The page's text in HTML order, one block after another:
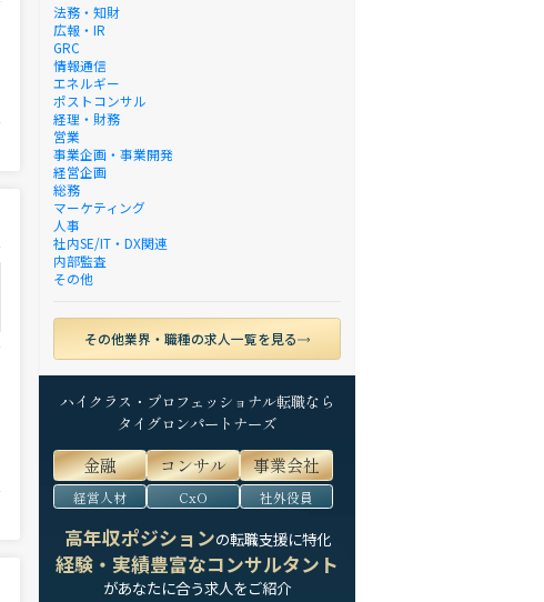
法務・知財
広報・IR
GRC
情報通信
エネルギー
ポストコンサル
経理・財務
営業
事業企画・事業開発
経営企画
総務
マーケティング
人事
社内SE/IT・DX関連
内部監査
その他
その他業界・職種の求人一覧を見る
ハイクラス・プロフェッショナル転職なら
タイグロンパートナーズ
金融 コンサル 事業会社
経営人材 CxO 社外役員
高年収ポジションの転職支援に特化
経験・実績豊富なコンサルタント
があなたに合う求人をご紹介